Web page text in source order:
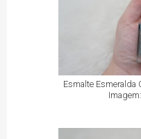
Esmalte Esmeralda